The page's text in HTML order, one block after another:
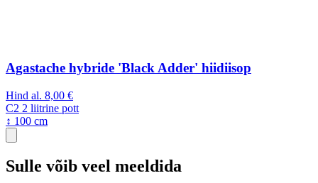
Agastache hybride 'Black Adder' hiidiisop
Hind al. 8,00 €
C2 2 liitrine pott
↕ 100 cm
Sulle võib veel meeldida